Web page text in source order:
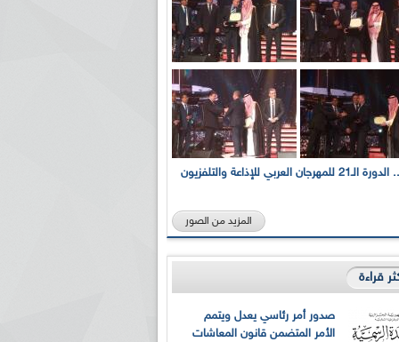
بالصور... الدورة الـ21 للمهرجان العربي للإذاعة والتلفزيون
المزيد من الصور
قراءة
صدور أمر رئاسي يعدل ويتمم
الأمر المتضمن قانون المعاشات